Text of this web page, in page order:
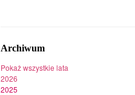
Archiwum
Pokaż wszystkie lata
2026
2025